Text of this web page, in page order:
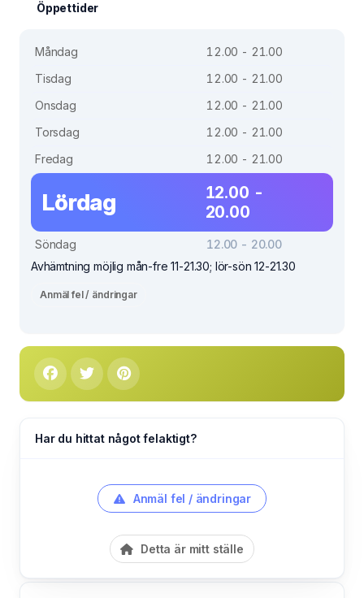
Öppettider
Måndag
12.00 - 21.00
Tisdag
12.00 - 21.00
Onsdag
12.00 - 21.00
Torsdag
12.00 - 21.00
Fredag
12.00 - 21.00
Lördag
12.00 -
20.00
Söndag
12.00 - 20.00
Avhämtning möjlig mån-fre 11-21.30; lör-sön 12-21.30
Anmäl fel / ändringar
Har du hittat något felaktigt?
Anmäl fel / ändringar
Detta är mitt ställe